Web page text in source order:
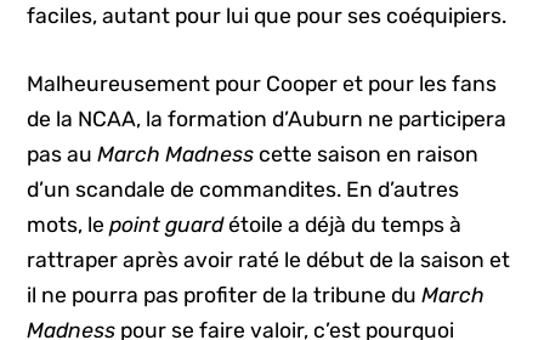
faciles, autant pour lui que pour ses coéquipiers.
Malheureusement pour Cooper et pour les fans
de la NCAA, la formation d’Auburn ne participera
pas auMarch Madnesscette saison en raison
d’un scandale de commandites. En d’autres
mots, lepoint guardétoile a déjà du temps à
rattraper après avoir raté le début de la saison et
il ne pourra pas profiter de la tribune duMarch
Madness pour se faire valoir, c’est pourquoi